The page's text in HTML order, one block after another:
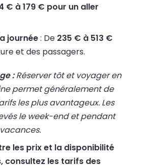
€ à 179 € pour un aller
journée: De 235 € à 513 €
et des passagers.
:Réserver tôt et voyager en
permet généralement de
les plus avantageux. Les
le week-end et pendant
les prix et la disponibilité
consultez les tarifs des